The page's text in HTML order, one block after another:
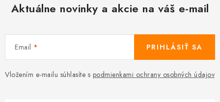
Aktuálne novinky a akcie na váš e-mail
Email
Vložením e-mailu súhlasíte s podmienkami ochrany osobných údajov
PRIHLÁSIŤ SA